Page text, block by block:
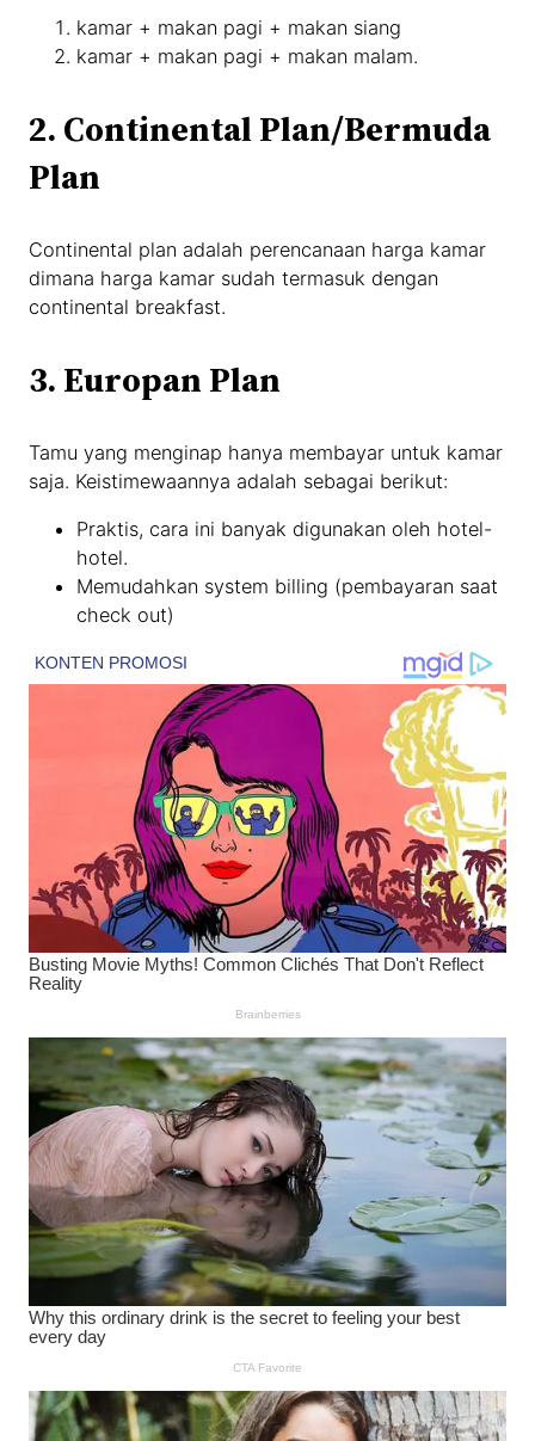
kamar + makan pagi + makan siang
kamar + makan pagi + makan malam.
2. Continental Plan/Bermuda
Plan
Continental plan adalah perencanaan harga kamar
dimana harga kamar sudah termasuk dengan
continental breakfast.
3. Europan Plan
Tamu yang menginap hanya membayar untuk kamar
saja. Keistimewaannya adalah sebagai berikut:
Praktis, cara ini banyak digunakan oleh hotel-
hotel.
Memudahkan system billing (pembayaran saat
check out)